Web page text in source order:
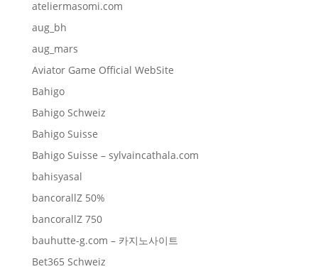
ateliermasomi.com
aug_bh
aug_mars
Aviator Game Official WebSite
Bahigo
Bahigo Schweiz
Bahigo Suisse
Bahigo Suisse – sylvaincathala.com
bahisyasal
bancorallZ 50%
bancorallZ 750
bauhutte-g.com – 카지노사이트
Bet365 Schweiz